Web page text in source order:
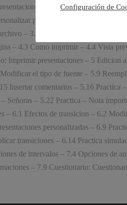
– 3.5 Pagina de notas –
proyecto – 3.11 Practica –
– 3.15 Practica simulada –
– 4.3 Como imprimir – 4.4 Vista
Imprimir presentaciones – 5
el tipo de fuente – 5.9
Insertar comentarios – 5.16
Señoras – 5.22 Practica – Nota
– 6.1 Efectos de transicion – 6.2
personalizadas – 6.9
transiciones – 6.14 Practica
de intervalos – 7.4 Opciones de
– 7.9 Cuestionario:
Configuración de